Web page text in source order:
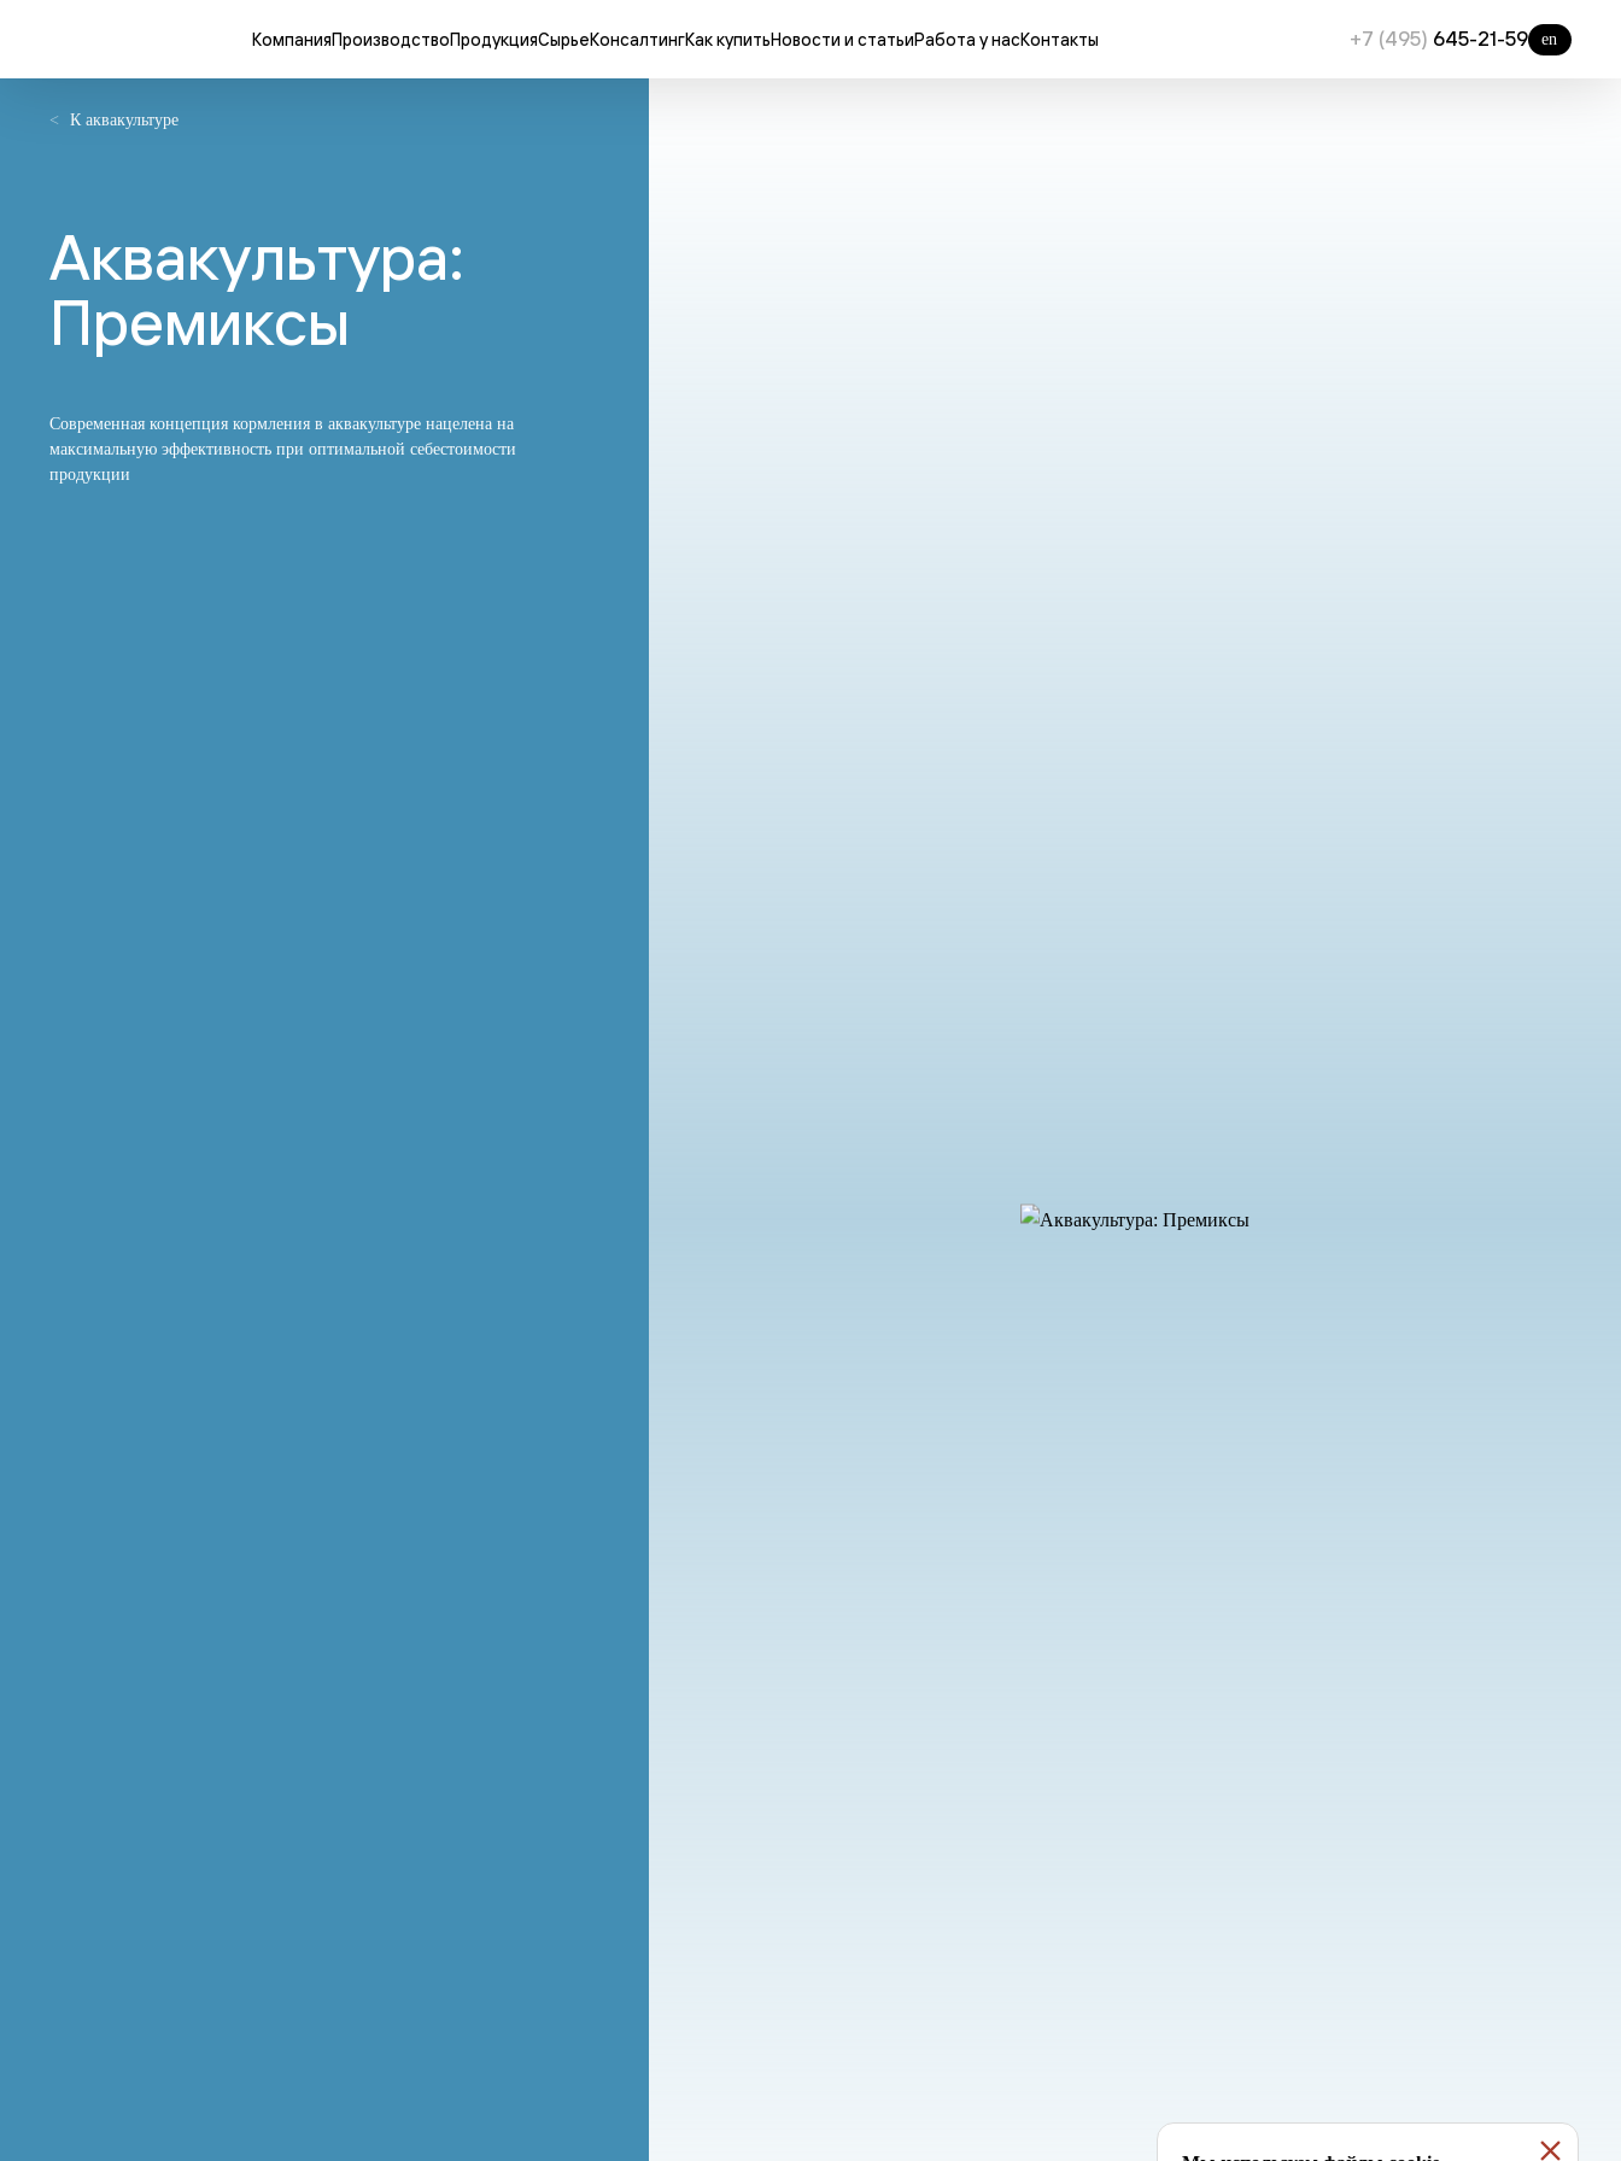
КомпанияПроизводствоПродукцияСырьеКонсалтингКак купитьНовости и статьиРабота у насКонтакты +7 (495) 645-21-59 en
К аквакультуре
Аквакультура:
Премиксы
Современная концепция кормления в аквакультуре нацелена на
максимальную эффективность при оптимальной себестоимости
продукции